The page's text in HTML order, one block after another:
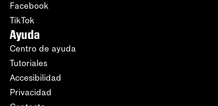
Facebook
TikTok
Ayuda
Centro de ayuda
Tutoriales
Accesibilidad
Privacidad